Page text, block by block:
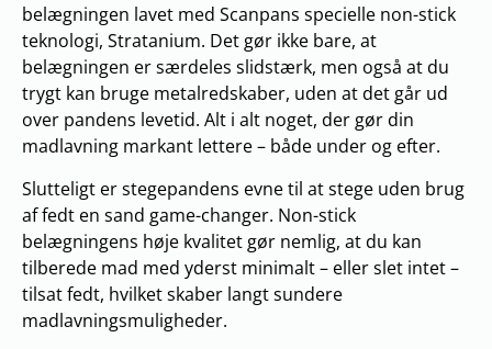
belægningen lavet med Scanpans specielle non-stick
teknologi, Stratanium. Det gør ikke bare, at
belægningen er særdeles slidstærk, men også at du
trygt kan bruge metalredskaber, uden at det går ud
over pandens levetid. Alt i alt noget, der gør din
madlavning markant lettere – både under og efter.
Slutteligt er stegepandens evne til at stege uden brug
af fedt en sand game-changer. Non-stick
belægningens høje kvalitet gør nemlig, at du kan
tilberede mad med yderst minimalt – eller slet intet –
tilsat fedt, hvilket skaber langt sundere
madlavningsmuligheder.